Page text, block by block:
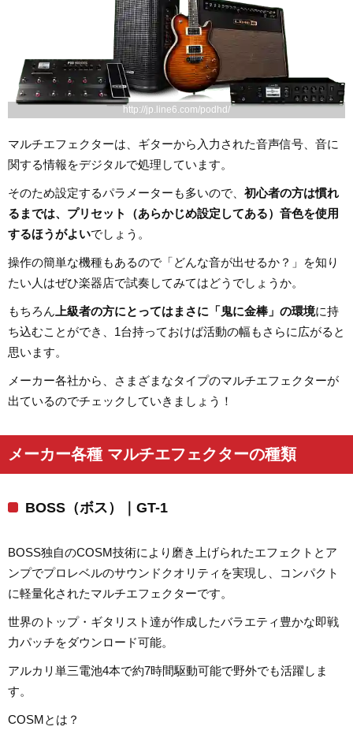
http://jp.line6.com/podhd/
マルチエフェクターは、ギターから入力された音声信号、音に
関する情報をデジタルで処理しています。
そのため設定するパラメーターも多いので、 初心者の方は慣れ
るまでは、プリセット（あらかじめ設定してある）音色を使用
するほうがよいでしょう。
操作の簡単な機種もあるので「どんな音が出せるか？」を知り
たい人はぜひ楽器店で試奏してみてはどうでしょうか。
もちろん 上級者の方にとってはまさに「鬼に金棒」の環境に持
ち込むことができ、1台持っておけば活動の幅もさらに広がると
思います。
メーカー各社から、さまざまなタイプのマルチエフェクターが
出ているのでチェックしていきましょう！
メーカー各種 マルチエフェクターの種類
BOSS（ボス）｜GT-1
BOSS独自のCOSM技術により磨き上げられたエフェクトとア
ンプでプロレベルのサウンドクオリティを実現し、コンパクト
に軽量化されたマルチエフェクターです。
世界のトップ・ギタリスト達が作成したバラエティ豊かな即戦
力パッチをダウンロード可能。
アルカリ単三電池4本で約7時間駆動可能で野外でも活躍しま
す。
COSMとは？